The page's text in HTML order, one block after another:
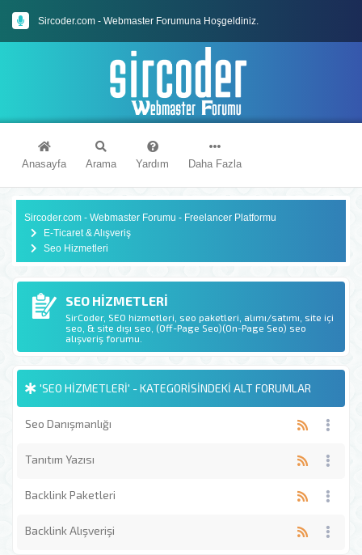
Sircoder.com - Webmaster Forumuna Hoşgeldiniz.
Anasayfa Arama Yardım Daha Fazla
Sircoder.com - Webmaster Forumu - Freelancer Platformu
E-Ticaret & Alışveriş
Seo Hizmetleri
SEO HIZMETLERI
SirCoder, SEO hizmetleri, seo paketleri, alımı/satımı, site içi
seo, & site dışı seo, (Off-Page Seo)(On-Page Seo) seo
alışveriş forumu.
'SEO HIZMETLERI' - KATEGORISINDEKI ALT FORUMLAR
Seo Danışmanlığı
Tanıtım Yazısı
Backlink Paketleri
Backlink Alışverişi